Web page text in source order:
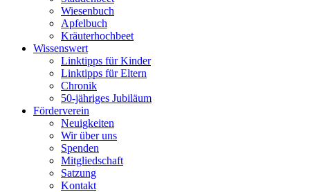
Wiesenbuch
Apfelbuch
Kräuterhochbeet
Wissenswert
Linktipps für Kinder
Linktipps für Eltern
Chronik
50-jähriges Jubiläum
Förderverein
Neuigkeiten
Wir über uns
Spenden
Mitgliedschaft
Satzung
Kontakt